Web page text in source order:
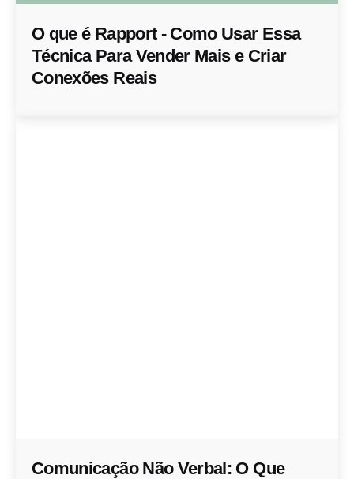
O que é Rapport - Como Usar Essa
Técnica Para Vender Mais e Criar
Conexões Reais
Comunicação Não Verbal: O Que